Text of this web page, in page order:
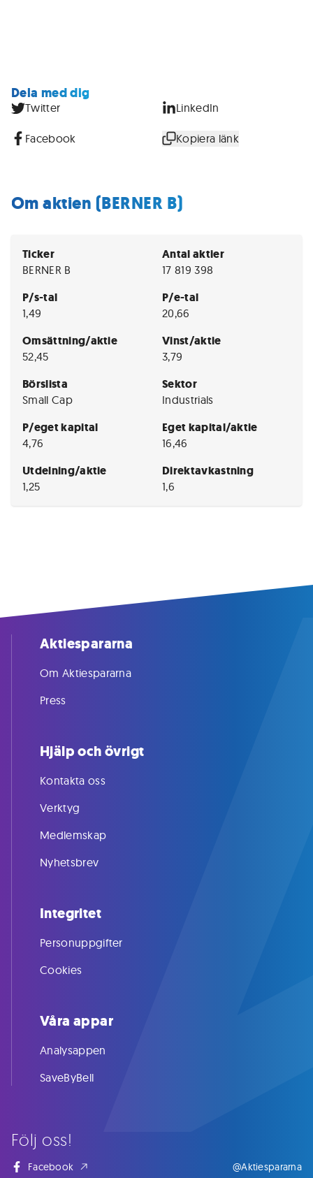
Dela med dig
Twitter LinkedIn
Facebook Kopiera länk
Om aktien (BERNER B)
Ticker
BERNER B
Antal aktier
17 819 398
P/s-tal
1,49
P/e-tal
20,66
Omsättning/aktie
52,45
Vinst/aktie
3,79
Börslista
Small Cap
Sektor
Industrials
P/eget kapital
4,76
Eget kapital/aktie
16,46
Utdelning/aktie
1,25
Direktavkastning
1,6
Följ oss!
Facebook @Aktiespararna
Aktiespararna
Om Aktiespararna
Press
Hjälp och övrigt
Kontakta oss
Verktyg
Medlemskap
Nyhetsbrev
Integritet
Personuppgifter
Cookies
Våra appar
Analysappen
SaveByBell